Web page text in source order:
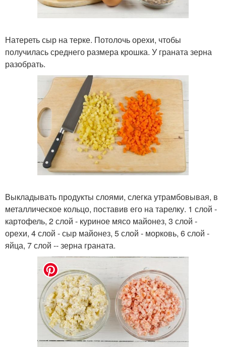
Натереть сыр на терке. Потолочь орехи, чтобы
получилась среднего размера крошка. У граната зерна
разобрать.
Выкладывать продукты слоями, слегка утрамбовывая, в
металлическое кольцо, поставив его на тарелку. 1 слой -
картофель, 2 слой - куриное мясо майонез, 3 слой -
орехи, 4 слой - сыр майонез, 5 слой - морковь, 6 слой -
яйца, 7 слой -- зерна граната.